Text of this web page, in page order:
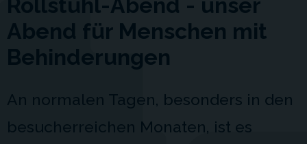
Rollstuhl-Abend - unser
Abend für Menschen mit
Behinderungen
An normalen Tagen, besonders in den
besucherreichen Monaten, ist es